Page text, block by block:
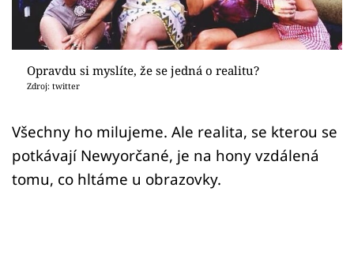
Videa
Sledujte prima+
Přihlášení
Sledujte nás
Opravdu si myslíte, že se jedná o realitu?
Zdroj: twitter
Všechny ho milujeme. Ale realita, se kterou se
potkávají Newyorčané, je na hony vzdálená
tomu, co hltáme u obrazovky.